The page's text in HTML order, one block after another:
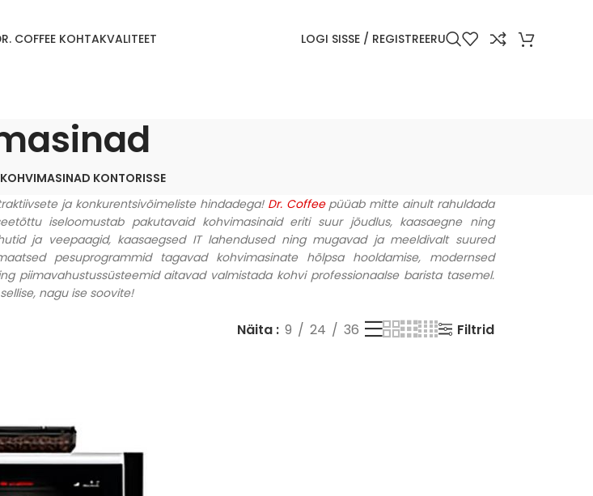
COFFEE KOHTAKVALITEET LOGI SISSE / REGISTREERU
KOHVIMASINAD KONTORISSE
ja konkurentsivõimeliste hindadega! Dr. Coffeepüüab mitte ainult rahuldada
iseloomustab pakutavaid kohvimasinaid eriti suur jõudlus, kaasaegne ning
ja veepaagid, kaasaegsed IT lahendused ning mugavad ja meeldivalt suured
pesuprogrammid tagavad kohvimasinate hõlpsa hooldamise, modernsed
piimavahustussüsteemid aitavad valmistada kohvi professionaalse barista tasemel.
nagu ise soovite!
Näita 9 24 36 Filtrid